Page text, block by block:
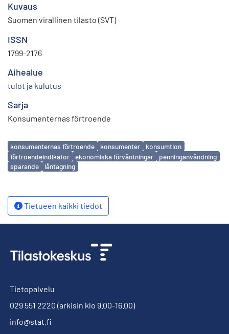
Kuvaus
Suomen virallinen tilasto (SVT)
ISSN
1799-2176
Aihealue
tulot ja kulutus
Sarja
Konsumenternas förtroende
Avainsanat
konsumenternas förtroende konsumenter
konsumtion
förtroendeindikator
ekonomiska förväntningar
penninganvändning
sparande
låntagning
Tietueen kaikki tiedot
Tietopalvelu
029 551 2220 (arkisin klo 9.00-16.00)
info@stat.fi